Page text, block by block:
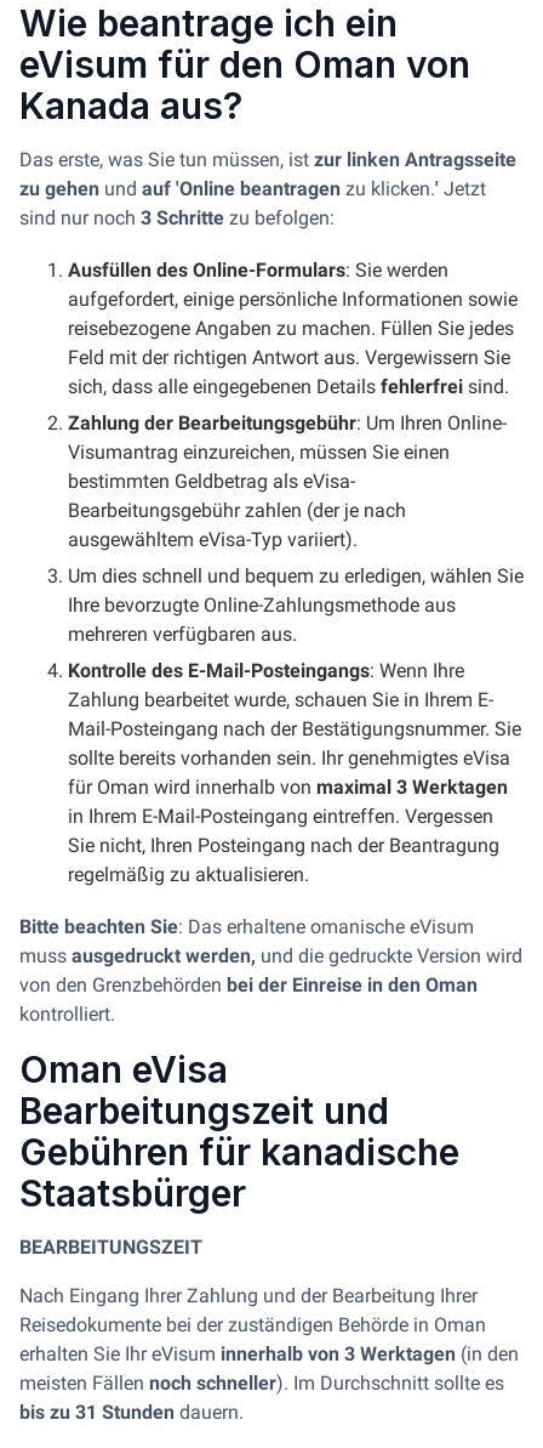
Wie beantrage ich ein
eVisum für den Oman von
Kanada aus?
Das erste, was Sie tun müssen, ist zur linken Antragsseite
zu gehen und auf 'Online beantragen zu klicken.' Jetzt
sind nur noch 3 Schritte zu befolgen:
Ausfüllen des Online-Formulars: Sie werden
aufgefordert, einige persönliche Informationen sowie
reisebezogene Angaben zu machen. Füllen Sie jedes
Feld mit der richtigen Antwort aus. Vergewissern Sie
sich, dass alle eingegebenen Details fehlerfrei sind.
Zahlung der Bearbeitungsgebühr: Um Ihren Online-
Visumantrag einzureichen, müssen Sie einen
bestimmten Geldbetrag als eVisa-
Bearbeitungsgebühr zahlen (der je nach
ausgewähltem eVisa-Typ variiert).
Um dies schnell und bequem zu erledigen, wählen Sie
Ihre bevorzugte Online-Zahlungsmethode aus
mehreren verfügbaren aus.
Kontrolle des E-Mail-Posteingangs: Wenn Ihre
Zahlung bearbeitet wurde, schauen Sie in Ihrem E-
Mail-Posteingang nach der Bestätigungsnummer. Sie
sollte bereits vorhanden sein. Ihr genehmigtes eVisa
für Oman wird innerhalb von maximal 3 Werktagen
in Ihrem E-Mail-Posteingang eintreffen. Vergessen
Sie nicht, Ihren Posteingang nach der Beantragung
regelmäßig zu aktualisieren.
Bitte beachten Sie: Das erhaltene omanische eVisum
muss ausgedruckt werden, und die gedruckte Version wird
von den Grenzbehörden bei der Einreise in den Oman
kontrolliert.
Oman eVisa
Bearbeitungszeit und
Gebühren für kanadische
Staatsbürger
BEARBEITUNGSZEIT
Nach Eingang Ihrer Zahlung und der Bearbeitung Ihrer
Reisedokumente bei der zuständigen Behörde in Oman
erhalten Sie Ihr eVisum innerhalb von 3 Werktagen (in den
meisten Fällen noch schneller). Im Durchschnitt sollte es
bis zu 31 Stunden dauern.